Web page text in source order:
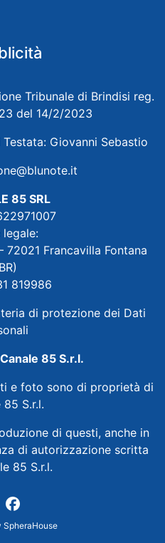
Tribunale di Brindisi reg.
del 14/2/2023
Giovanni Sebastio
85 SRL
legale:
Francavilla Fontana
819986
di protezione dei Dati
85 S.r.l.
e foto sono di proprietà di
85 S.r.l.
di questi, anche in
di autorizzazione scritta
85 S.r.l.
SpheraHouse